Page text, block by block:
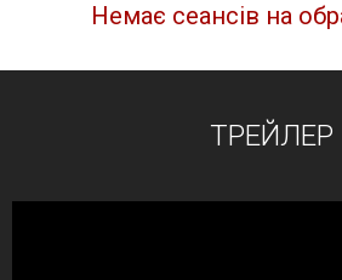
Немає сеансів на
ТРЕЙЛЕР